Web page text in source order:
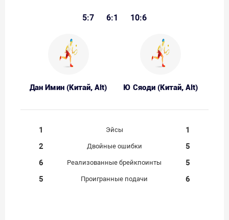
5:7 6:1 10:6
Дан Имин (Китай, Alt) Ю Сяоди (Китай, Alt)
1 Эйсы
1
2
Двойные ошибки
5
6
Реализованные брейкпоинты
5
5
Проигранные подачи 6